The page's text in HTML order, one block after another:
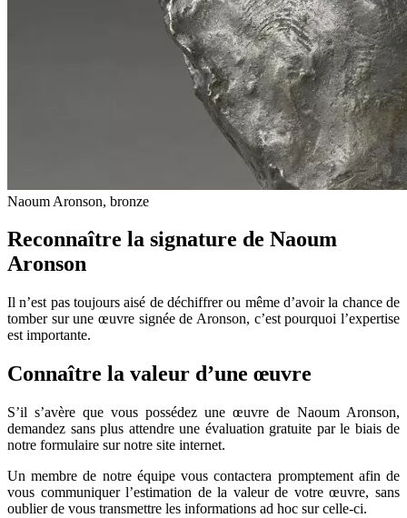
Naoum Aronson, bronze
Reconnaître la signature de Naoum
Aronson
Il n’est pas toujours aisé de déchiffrer ou même d’avoir la chance de
tomber sur une œuvre signée de Aronson, c’est pourquoi l’expertise
est importante.
Connaître la valeur d’une œuvre
S’il s’avère que vous possédez une œuvre de Naoum Aronson,
demandez sans plus attendre une évaluation gratuite par le biais de
notre formulaire sur notre site internet.
Un membre de notre équipe vous contactera promptement afin de
vous communiquer l’estimation de la valeur de votre œuvre, sans
oublier de vous transmettre les informations ad hoc sur celle-ci.